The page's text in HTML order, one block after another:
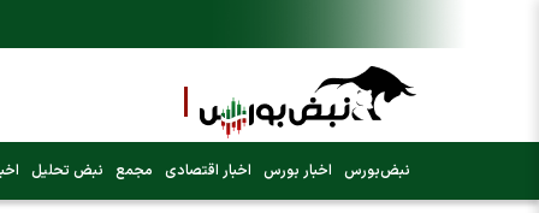
نبض‌بورس اخبار بورس اخبار اقتصادی مجمع نبض تحلیل